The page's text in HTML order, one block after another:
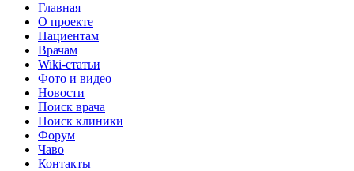
Главная
О проекте
Пациентам
Врачам
Wiki-статьи
Фото и видео
Новости
Поиск врача
Поиск клиники
Форум
Чаво
Контакты